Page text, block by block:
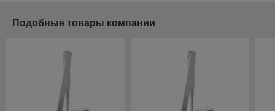
Подобные товары компании